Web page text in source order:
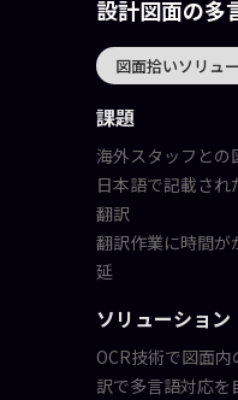
設計図面の多
図面拾いソリュ
課題
海外スタッフとの
日本語で記載さ
翻訳
翻訳作業に時間が
延
ソリューション
OCR技術で図面
訳で多言語対応を